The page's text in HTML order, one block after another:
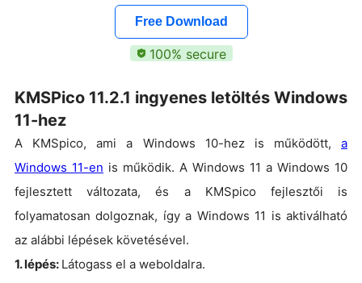
Free Download
100% secure
KMSPico 11.2.1 ingyenes letöltés Windows
11-hez
A KMSpico, ami a Windows 10-hez is működött, a
Windows 11-en is működik. A Windows 11 a Windows 10
fejlesztett változata, és a KMSpico fejlesztői is
folyamatosan dolgoznak, így a Windows 11 is aktiválható
az alábbi lépések követésével.
1. lépés: Látogass el a weboldalra.